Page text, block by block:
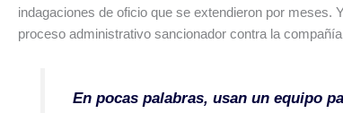
indagaciones de oficio que se extendieron por meses.
proceso administrativo sancionador contra la
En pocas palabras, usan un equipo